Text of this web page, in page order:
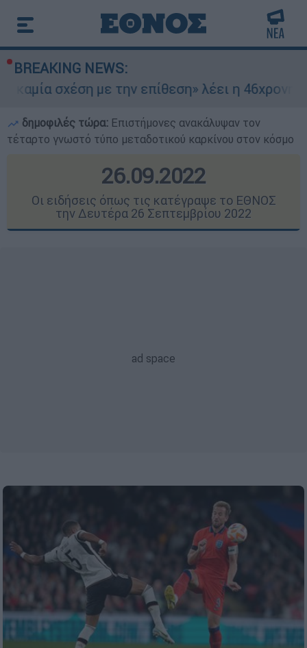
BREAKING NEWS:
την επίθεση» λέει η 46χρονη - Τι
δημοφιλές τώρα: Επιστήμονες ανακάλυψαν τον
τέταρτο γνωστό τύπο μεταδοτικού καρκίνου στον κόσμο
26.09.2022
Οι ειδήσεις όπως τις κατέγραψε το ΕΘΝΟΣ
την Δευτέρα 26 Σεπτεμβρίου 2022